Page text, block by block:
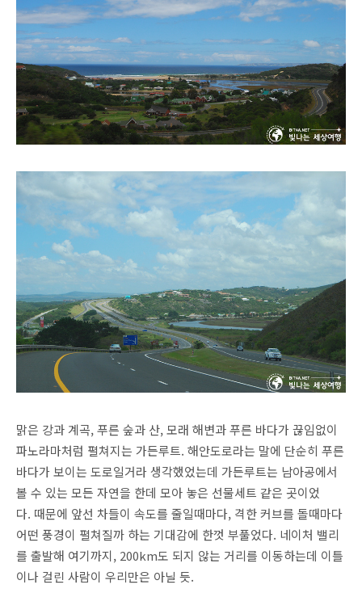
맑은 강과 계곡, 푸른 숲과 산, 모래 해변과 푸른 바다가 끊임없이
파노라마처럼 펼쳐지는 가든루트. 해안도로라는 말에 단순히 푸른
바다가 보이는 도로일거라 생각했었는데 가든루트는 남아공에서
볼 수 있는 모든 자연을 한데 모아 놓은 선물세트 같은 곳이었
다. 때문에 앞선 차들이 속도를 줄일때마다, 격한 커브를 돌때마다
어떤 풍경이 펼쳐질까 하는 기대감에 한껏 부풀었다. 네이처 밸리
를 출발해 여기까지, 200km도 되지 않는 거리를 이동하는데 이틀
이나 걸린 사람이 우리만은 아닐 듯.